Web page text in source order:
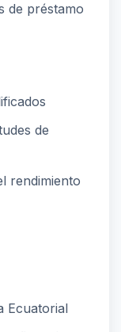
de préstamo
de
rendimiento
Ecuatorial